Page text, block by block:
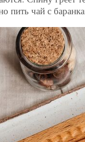
пить чай с